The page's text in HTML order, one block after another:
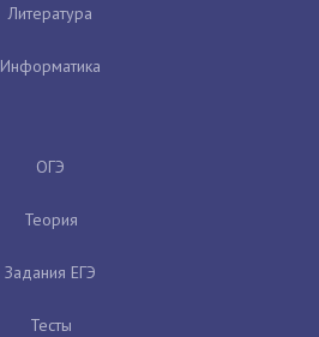
Литература
Информатика
ОГЭ
Теория
Задания ЕГЭ
Тесты